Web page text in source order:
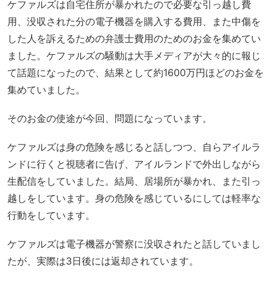
ケファルズは自宅住所が暴かれたので必要な引っ越し費
用、没収された分の電子機器を購入する費用、また中傷を
した人を訴えるための弁護士費用のためのお金を集めてい
ました。ケファルズの騒動は大手メディアが大々的に報じ
て話題になったので、結果として約1600万円ほどのお金を
集めていました。
そのお金の使途が今回、問題になっています。
ケファルズは身の危険を感じると話しつつ、自らアイルラ
ンドに行くと視聴者に告げ、アイルランドで外出しながら
生配信をしていました。結局、居場所が暴かれ、また引っ
越しをしています。身の危険を感じているにしては軽率な
行動をしています。
ケファルズは電子機器が警察に没収されたと話していまし
たが、実際は3日後には返却されています。